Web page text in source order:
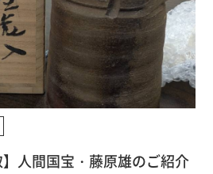
】人間国宝・藤原雄のご紹介